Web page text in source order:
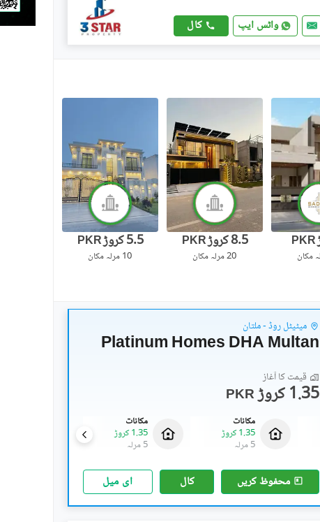
واٹس ایپ کال
PKR 5.5 کروڑ
10 مرلہ مکان
PKR 8.5 کروڑ
20 مرلہ مکان
PKR
مکان
میٹیٹل روڈ - ملتان
Platinum Homes DHA Multan
قیمت کا آغاز
PKR 1.35 کروڑ
مکانات
1.35 کروڑ
5 مرلہ
مکانات
1.35 کروڑ
5 مرلہ
محفوظ کریں کال ای میل